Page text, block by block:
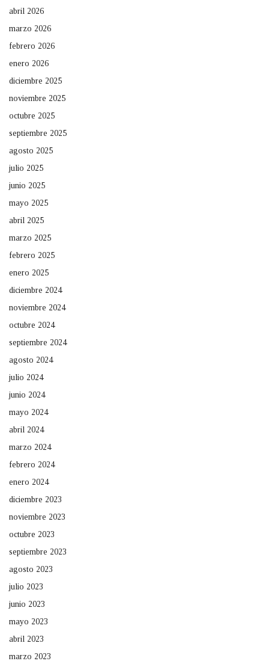
abril 2026
marzo 2026
febrero 2026
enero 2026
diciembre 2025
noviembre 2025
octubre 2025
septiembre 2025
agosto 2025
julio 2025
junio 2025
mayo 2025
abril 2025
marzo 2025
febrero 2025
enero 2025
diciembre 2024
noviembre 2024
octubre 2024
septiembre 2024
agosto 2024
julio 2024
junio 2024
mayo 2024
abril 2024
marzo 2024
febrero 2024
enero 2024
diciembre 2023
noviembre 2023
octubre 2023
septiembre 2023
agosto 2023
julio 2023
junio 2023
mayo 2023
abril 2023
marzo 2023